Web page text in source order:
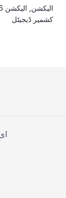
الیکشن الیکشن 2026
کشمیر ڈیجیٹل